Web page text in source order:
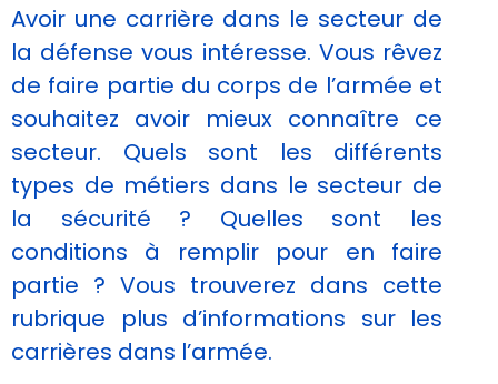
Avoir une carrière dans le secteur de
la défense vous intéresse. Vous rêvez
de faire partie du corps de l’armée et
souhaitez avoir mieux connaître ce
secteur. Quels sont les différents
types de métiers dans le secteur de
la sécurité ? Quelles sont les
conditions à remplir pour en faire
partie ? Vous trouverez dans cette
rubrique plus d’informations sur les
carrières dans l’armée.
Nécessaire
Ces cookies ne
sont pas
facultatifs. Ils
sont
nécessaires au
fonctionnement
du site Web.
Statistiques
Afin que nous